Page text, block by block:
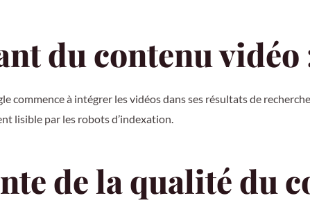
du contenu vidéo
commence à intégrer les vidéos dans ses résultats de
lisible par les robots d’indexation.
de la qualité du